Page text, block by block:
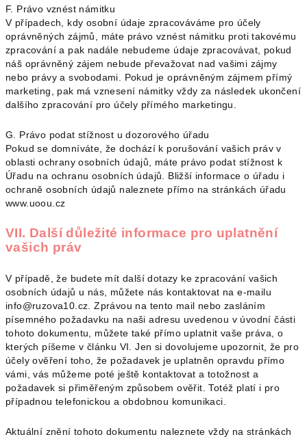
F. Právo vznést námitku
V případech, kdy osobní údaje zpracováváme pro účely
oprávněných zájmů, máte právo vznést námitku proti takovému
zpracování a pak nadále nebudeme údaje zpracovávat, pokud
náš oprávněný zájem nebude převažovat nad vašimi zájmy
nebo právy a svobodami. Pokud je oprávněným zájmem přímý
marketing, pak má vznesení námitky vždy za následek ukončení
dalšího zpracování pro účely přímého marketingu.
G. Právo podat stížnost u dozorového úřadu
Pokud se domníváte, že dochází k porušování vašich práv v
oblasti ochrany osobních údajů, máte právo podat stížnost k
Úřadu na ochranu osobních údajů. Bližší informace o úřadu i
ochraně osobních údajů naleznete přímo na stránkách úřadu
www.uoou.cz
VII. Další důležité informace pro uplatnění
vašich práv
V případě, že budete mít další dotazy ke zpracování vašich
osobních údajů u nás, můžete nás kontaktovat na e-mailu
info@ruzova10.cz. Zprávou na tento mail nebo zasláním
písemného požadavku na naši adresu uvedenou v úvodní části
tohoto dokumentu, můžete také přímo uplatnit vaše práva, o
kterých píšeme v článku VI. Jen si dovolujeme upozornit, že pro
účely ověření toho, že požadavek je uplatněn opravdu přímo
vámi, vás můžeme poté ještě kontaktovat a totožnost a
požadavek si přiměřeným způsobem ověřit. Totéž platí i pro
případnou telefonickou a obdobnou komunikaci.
Aktuální znění tohoto dokumentu naleznete vždy na stránkách